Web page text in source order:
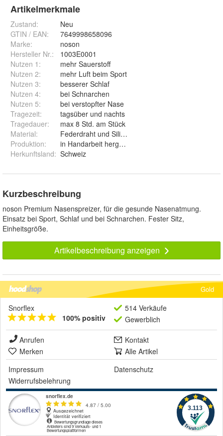
Artikelmerkmale
Zustand:
Neu
GTIN / EAN:
7649998658096
Marke:
noson
Hersteller Nr.:
1003E0001
Nutzen 1 :
mehr Sauerstoff
Nutzen 2:
mehr Luft beim Sport
Nutzen 3:
besserer Schlaf
Nutzen 4:
bei Schnarchen
Nutzen 5:
bei verstopfter Nase
Tragezeit:
tagsüber und nachts
Tragedauer:
max 8 Std. am Stück
Material:
Federdraht und Silikon
Produktion:
in Handarbeit hergestellt
Herkunftsland: Schweiz
Kurzbeschreibung
noson Premium Nasenspreizer, für die gesunde Nasenatmung.
Einsatz bei Sport, Schlaf und bei Schnarchen. Fester Sitz,
Einheitsgröße.
Artikelbeschreibung anzeigen
Gold
Snorflex
100% positiv
514 Verkäufe
Gewerblich
Anrufen
Kontakt
Merken
Alle Artikel
Impressum
Datenschutz
Widerrufsbelehrung